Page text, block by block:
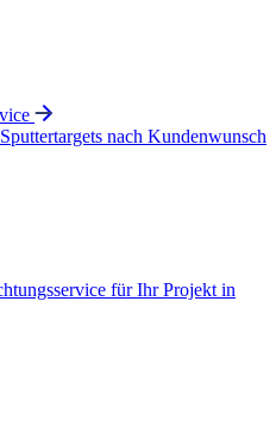
nach Kundenwunsch
für Ihr Projekt in